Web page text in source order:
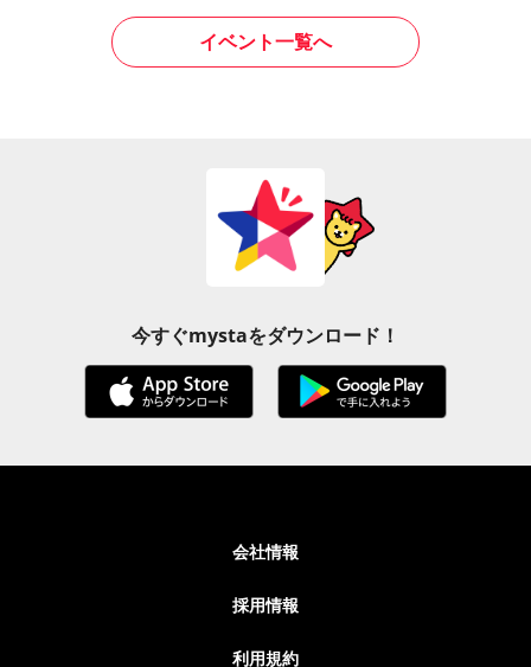
イベント一覧へ
今すぐmystaをダウンロード！
会社情報
採用情報
利用規約